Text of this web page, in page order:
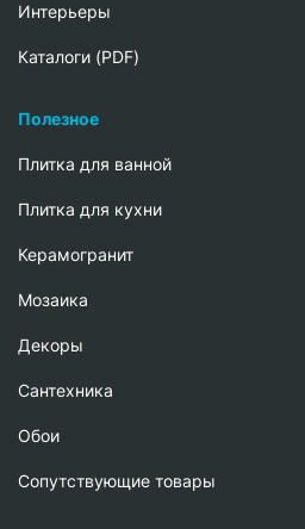
Интерьеры
Каталоги (PDF)
Полезное
Плитка для ванной
Плитка для кухни
Керамогранит
Мозаика
Декоры
Сантехника
Обои
Сопутствующие товары